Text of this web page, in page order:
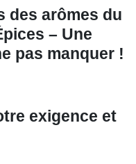
des arômes du
– Une
pas manquer !
exigence et